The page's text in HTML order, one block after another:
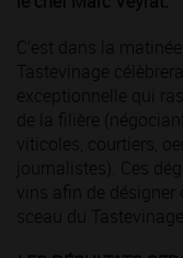
C’est dans la
Tastevinage
exceptionnelle qui
de la filière
viticoles, courtiers,
journalistes). Ces
vins afin de
sceau du